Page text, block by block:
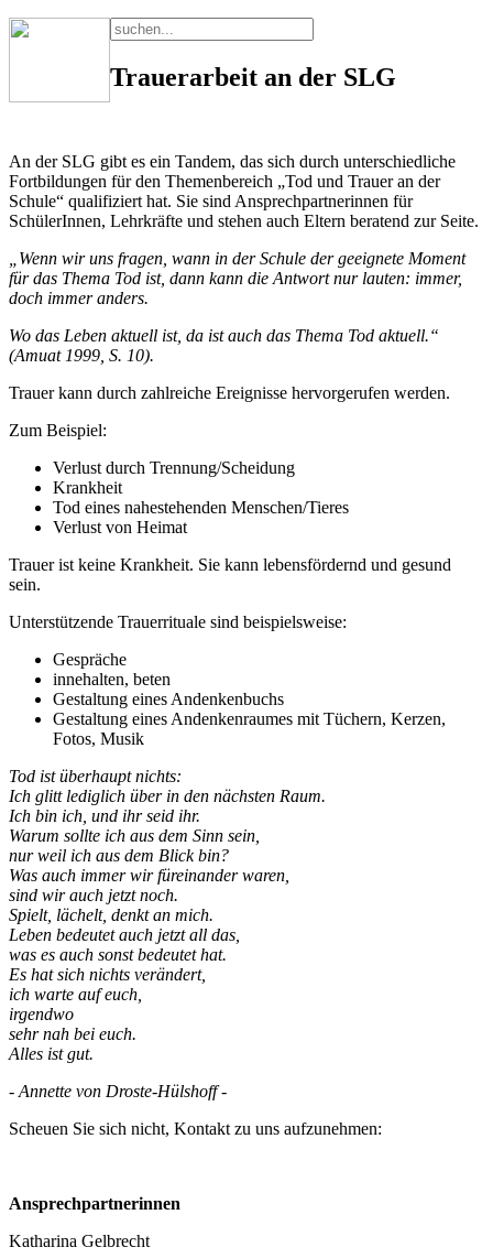
Trauerarbeit an der SLG
An der SLG gibt es ein Tandem, das sich durch unterschiedliche
Fortbildungen für den Themenbereich „Tod und Trauer an der
Schule“ qualifiziert hat. Sie sind Ansprechpartnerinnen für
SchülerInnen, Lehrkräfte und stehen auch Eltern beratend zur Seite.
„Wenn wir uns fragen, wann in der Schule der geeignete Moment
für das Thema Tod ist, dann kann die Antwort nur lauten: immer,
doch immer anders.
Wo das Leben aktuell ist, da ist auch das Thema Tod aktuell.“
(Amuat 1999, S. 10).
Trauer kann durch zahlreiche Ereignisse hervorgerufen werden.
Zum Beispiel:
Verlust durch Trennung/Scheidung
Krankheit
Tod eines nahestehenden Menschen/Tieres
Verlust von Heimat
Trauer ist keine Krankheit. Sie kann lebensfördernd und gesund
sein.
Unterstützende Trauerrituale sind beispielsweise:
Gespräche
innehalten, beten
Gestaltung eines Andenkenbuchs
Gestaltung eines Andenkenraumes mit Tüchern, Kerzen,
Fotos, Musik
Tod ist überhaupt nichts:
Ich glitt lediglich über in den nächsten Raum.
Ich bin ich, und ihr seid ihr.
Warum sollte ich aus dem Sinn sein,
nur weil ich aus dem Blick bin?
Was auch immer wir füreinander waren,
sind wir auch jetzt noch.
Spielt, lächelt, denkt an mich.
Leben bedeutet auch jetzt all das,
was es auch sonst bedeutet hat.
Es hat sich nichts verändert,
ich warte auf euch,
irgendwo
sehr nah bei euch.
Alles ist gut.
- Annette von Droste-Hülshoff -
Scheuen Sie sich nicht, Kontakt zu uns aufzunehmen:
Ansprechpartnerinnen
Katharina Gelbrecht